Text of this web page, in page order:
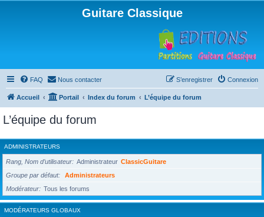
Guitare Classique
FAQ Nous contacter Connexion
S’enregistrer
Accueil Portail Index du forum L’équipe du forum
L’équipe du forum
ADMINISTRATEURS
Rang, Nom d’utilisateur Administrateur ClassicGuitare
Groupe par défaut
Administrateurs
Modérateur
Tous les forums
MODÉRATEURS GLOBAUX